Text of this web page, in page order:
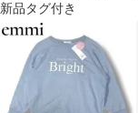
新品タグ付き